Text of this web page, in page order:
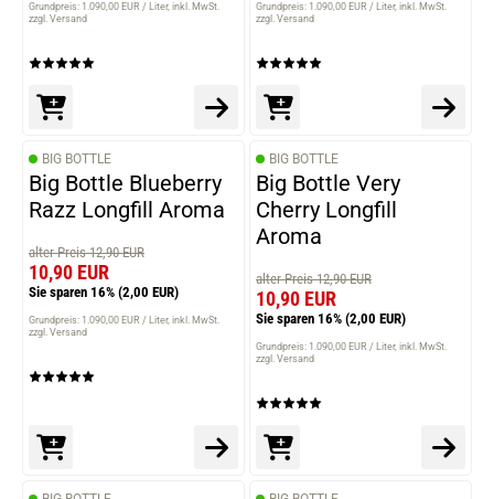
Grundpreis: 1.090,00 EUR / Liter inkl. MwSt.
zzgl. Versand
Grundpreis: 1.090,00 EUR / Liter inkl. MwSt.
zzgl. Versand
BIG BOTTLE
Big Bottle Blueberry
Razz Longfill Aroma
alter Preis 12,90 EUR
10,90 EUR
Sie sparen 16% (2,00 EUR)
Grundpreis: 1.090,00 EUR / Liter inkl. MwSt.
zzgl. Versand
BIG BOTTLE
Big Bottle Very
Cherry Longfill
Aroma
alter Preis 12,90 EUR
10,90 EUR
Sie sparen 16% (2,00 EUR)
Grundpreis: 1.090,00 EUR / Liter inkl. MwSt.
zzgl. Versand